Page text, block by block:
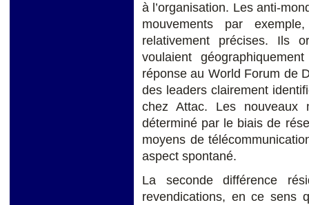
à l’organisation. Les anti-
mouvements par
relativement précises. Ils
voulaient
réponse au World Forum de
des leaders clairement
chez Attac. Les nouveaux
déterminé par le biais de
moyens de
aspect spontané.
La seconde différence
revendications, en ce sens